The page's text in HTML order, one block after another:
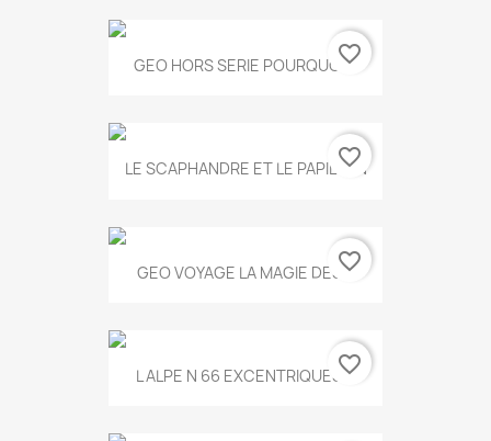
GEO HORS SERIE POURQUOI...
favorite_border
LE SCAPHANDRE ET LE PAPILLON
favorite_border
GEO VOYAGE LA MAGIE DES...
favorite_border
L ALPE N 66 EXCENTRIQUES...
favorite_border